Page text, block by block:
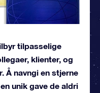
tilpasselige
klienter, og
Å navngi en stjerne
unik gave de aldri